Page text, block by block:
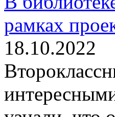
рамках
18.10.2022